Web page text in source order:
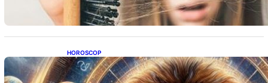
HOROSCOP
Portalul Leului 8/8: Oportunități de
Abundență pentru Cinci Zodii în 2026